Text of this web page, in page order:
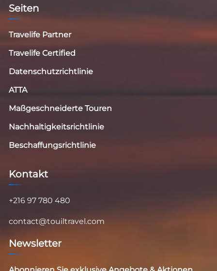
Seiten
Travelife Partner
Travelife Certified
Datenschutzrichtlinie
ATTA
Maßgeschneiderte Touren
Nachhaltigkeitsrichtlinie
Beschaffungsrichtlinie
Kontakt
+216 97 780 480
contact@touiltravel.com
Newsletter